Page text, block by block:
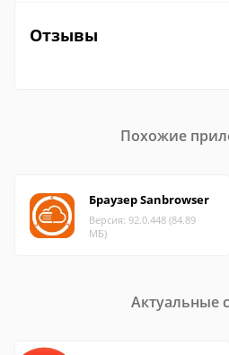
Отзывы
Похожие
Браузер Sanbrowser
Версия: 92.0.448 (84.89
МБ)
Актуальные